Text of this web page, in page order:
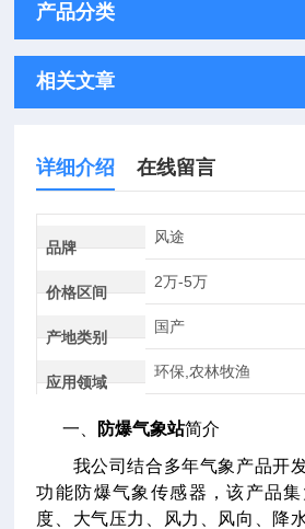
产品分类
相关文章
详细介绍 在线留言
品牌
风途
价格区间
2万-5万
产地类别
国产
应用领域
环保,农林牧渔
一、 防爆气象站简介
我公司结合多年气象产品开发
功能防爆气象传感器，该产品
度、大气压力、风力、风向、降